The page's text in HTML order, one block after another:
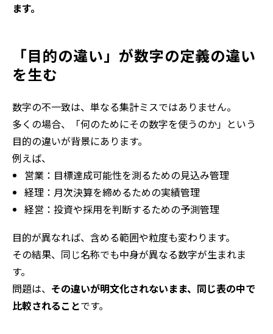
ます。
「目的の違い」が数字の定義の違い
を生む
数字の不一致は、単なる集計ミスではありません。
多くの場合、「何のためにその数字を使うのか」という
目的の違いが背景にあります。
例えば、
営業：目標達成可能性を測るための見込み管理
経理：月次決算を締めるための実績管理
経営：投資や採用を判断するための予測管理
目的が異なれば、含める範囲や粒度も変わります。
その結果、同じ名称でも中身が異なる数字が生まれま
す。
問題は、 その違いが明文化されないまま、同じ表の中で
比較されることです。